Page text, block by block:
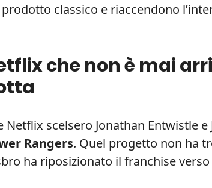
classico e riaccendono
che non è mai
Netflix scelsero Jonathan Entwistle
Rangers. Quel progetto non ha
ha riposizionato il franchise